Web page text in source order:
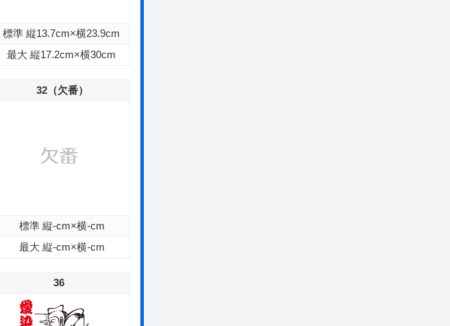
標準 縦13.7cm×横23.9cm
最大 縦17.2cm×横30cm
32（欠番）
標準 縦-cm×横-cm
最大 縦-cm×横-cm
36